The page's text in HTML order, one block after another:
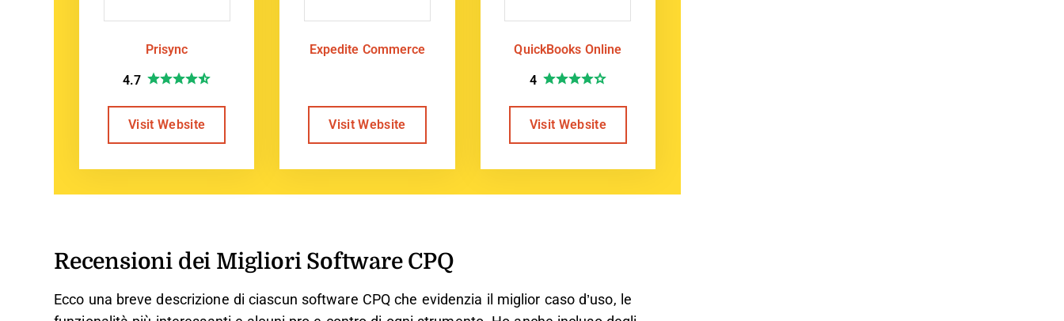
Prisync
4.7
Visit Website
Expedite Commerce
Visit Website
QuickBooks Online
4
Visit Website
Recensioni dei Migliori Software CPQ
Ecco una breve descrizione di ciascun software CPQ che evidenzia il miglior caso d’uso, le